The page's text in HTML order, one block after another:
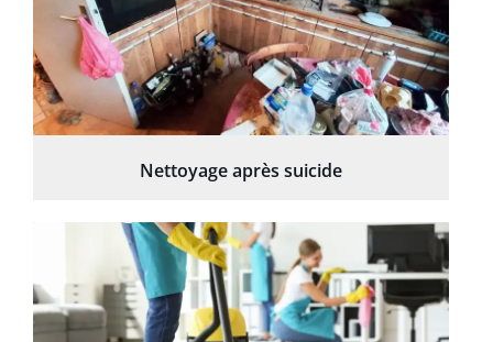
Nettoyage après suicide